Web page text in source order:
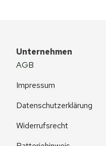
Unternehmen
AGB
Impressum
Datenschutzerklärung
Widerrufsrecht